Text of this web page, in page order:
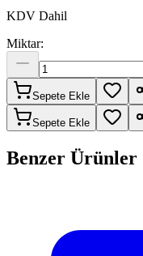
KDV Dahil
Miktar:
Sepete Ekle
Sepete Ekle
Benzer Ürünler